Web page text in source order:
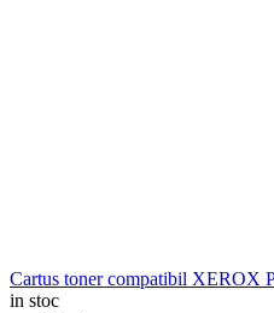
Cartus toner compatibil XEROX
in stoc